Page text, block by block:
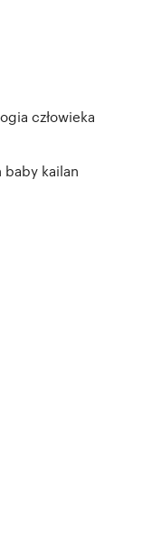
człowieka
baby kailan